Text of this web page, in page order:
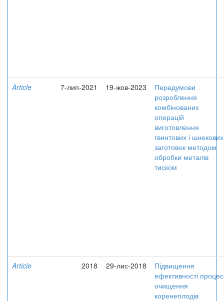
Article 7-лип-2021 19-жов-2023
Передумови
розроблення
комбінованих
операцій
виготовлення
гвинтових і шнекових
заготовок методом
обробки металів
тиском
Article 2018 29-лис-2018
Підвищення
ефективності
очищення
коренеплодів